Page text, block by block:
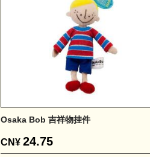
Osaka Bob 吉祥物挂件
CN¥ 24.75